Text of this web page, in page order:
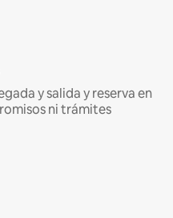
y salida y reserva en
ni trámites